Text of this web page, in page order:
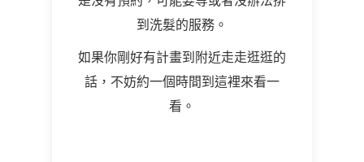
到洗髮的服務。
如果你剛好有計畫到附近走走逛逛的
話，不妨約一個時間到這裡來看一
看。